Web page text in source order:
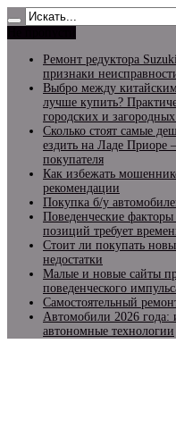
Ремонт редуктора
признаки
Выбро между
лучше купить?
городских и
Сколько стоят самые
ездить на Ладе Приоре
покупателя
Как избежать
рекомендации
Покупка б/у
Поведенческие
позиций требует
Стоит ли покупать
недостатки
Малые и новые сайты
поведенческого
Самостоятельный
Автомобили 2026 года:
автономные технологии